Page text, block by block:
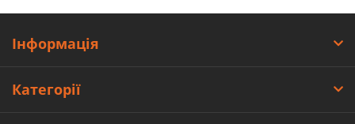
Інформація
Категорії